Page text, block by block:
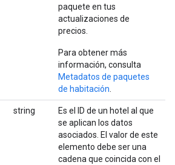
paquete en tus
actualizaciones de
precios.
Para obtener más
información, consulta
Metadatos de paquetes
de habitación
string
Es el ID de un hotel al que
se aplican los datos
asociados. El valor de este
elemento debe ser una
cadena que coincida con el